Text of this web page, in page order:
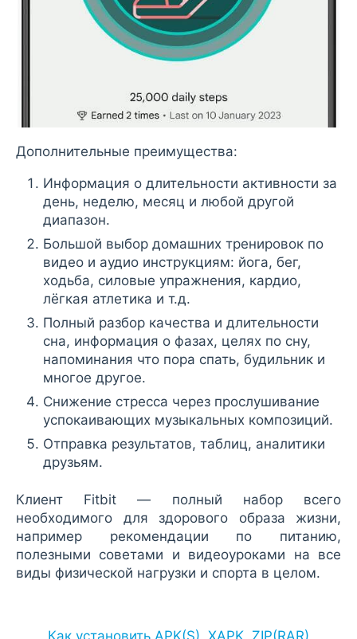
Дополнительные преимущества:
Информация о длительности активности за
день, неделю, месяц и любой другой
диапазон.
Большой выбор домашних тренировок по
видео и аудио инструкциям: йога, бег,
ходьба, силовые упражнения, кардио,
лёгкая атлетика и т.д.
Полный разбор качества и длительности
сна, информация о фазах, целях по сну,
напоминания что пора спать, будильник и
многое другое.
Снижение стресса через прослушивание
успокаивающих музыкальных композиций.
Отправка результатов, таблиц, аналитики
друзьям.
Клиент Fitbit — полный набор всего
необходимого для здорового образа жизни,
например рекомендации по питанию,
полезными советами и видеоуроками на все
виды физической нагрузки и спорта в целом.
Как установить APK(S), XAPK, ZIP(RAR)